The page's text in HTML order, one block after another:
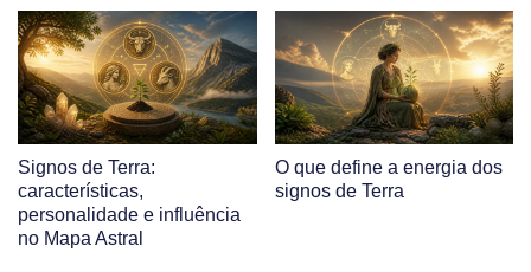
Signos de Terra:
características,
personalidade e influência
no Mapa Astral
O que define a energia dos
signos de Terra